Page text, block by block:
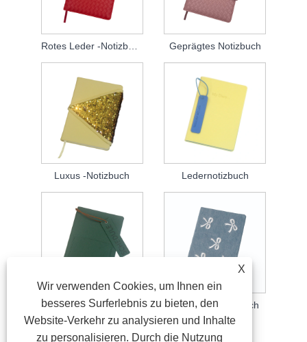
Geprägtes Notizbuch
Luxus -Notizbuch Ledernotizbuch
Ledergebundenes Notizbuch Designer -Notizbuch
X
Wir verwenden Cookies, um Ihnen ein
besseres Surferlebnis zu bieten, den
Website-Verkehr zu analysieren und Inhalte
zu personalisieren. Durch die Nutzung